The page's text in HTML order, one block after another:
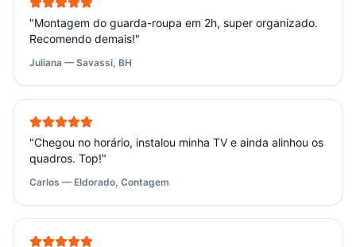
"Montagem do guarda-roupa em 2h, super organizado.
Recomendo demais!"
Juliana — Savassi, BH
"Chegou no horário, instalou minha TV e ainda alinhou os
quadros. Top!"
Carlos — Eldorado, Contagem